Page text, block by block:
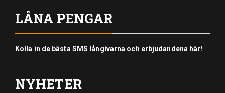
LÅNA PENGAR
Kolla in de bästa SMS långivarna och erbjudandena här!
NYHETER